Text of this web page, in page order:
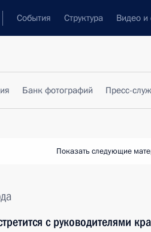
События Структура Видео и
Банк фотографий Пресс-
Показать следующие
с руководителями